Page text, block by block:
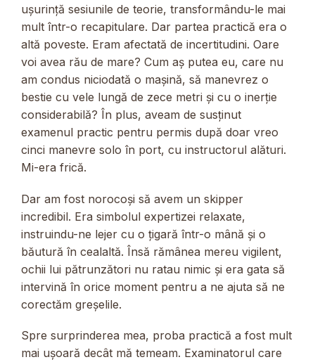
ușurință sesiunile de teorie, transformându-le mai
mult într-o recapitulare. Dar partea practică era o
altă poveste. Eram afectată de incertitudini. Oare
voi avea rău de mare? Cum aș putea eu, care nu
am condus niciodată o mașină, să manevrez o
bestie cu vele lungă de zece metri și cu o inerție
considerabilă? În plus, aveam de susținut
examenul practic pentru permis după doar vreo
cinci manevre solo în port, cu instructorul alături.
Mi-era frică.
Dar am fost norocoși să avem un skipper
incredibil. Era simbolul expertizei relaxate,
instruindu-ne lejer cu o țigară într-o mână și o
băutură în cealaltă. Însă rămânea mereu vigilent,
ochii lui pătrunzători nu ratau nimic și era gata să
intervină în orice moment pentru a ne ajuta să ne
corectăm greșelile.
Spre surprinderea mea, proba practică a fost mult
mai ușoară decât mă temeam. Examinatorul care